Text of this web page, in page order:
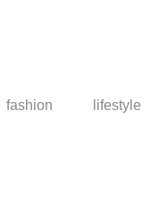
fashion lifestyle